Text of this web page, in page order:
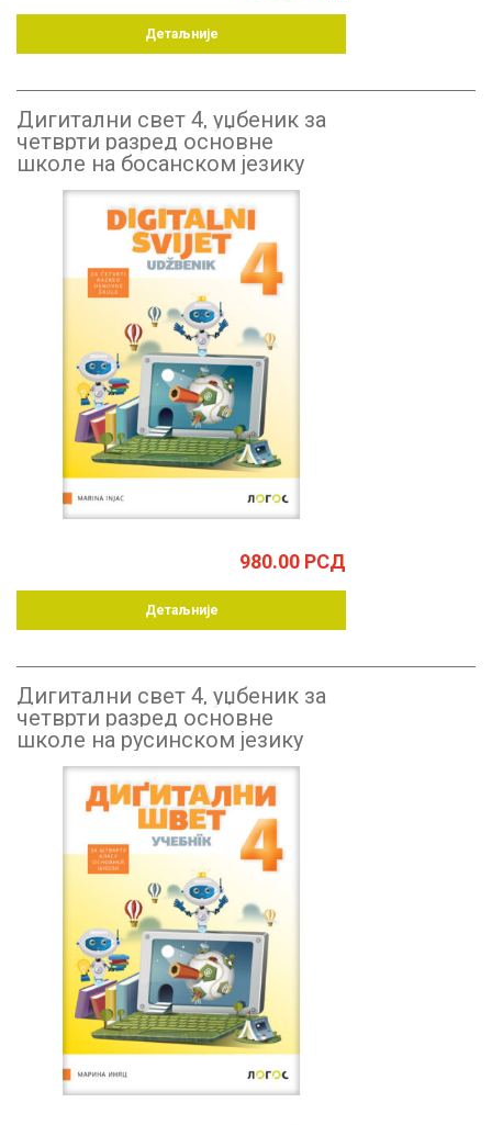
Детаљније
Дигитални свет 4, уџбеник за
четврти разред основне
школе на босанском језику
980.00 РСД
Детаљније
Дигитални свет 4, уџбеник за
четврти разред основне
школе на русинском језику